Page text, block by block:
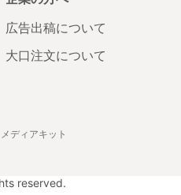
広告出稿について
大口注文について
メディアキット
reserved.